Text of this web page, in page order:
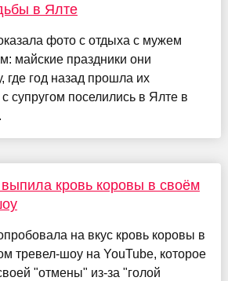
в Ялте
фото с отдыха с мужем
майские праздники они
где год назад прошла их
супругом поселились в Ялте в
кровь коровы в своём
на вкус кровь коровы в
тревел-шоу на YouTube, которое
"отмены" из-за "голой